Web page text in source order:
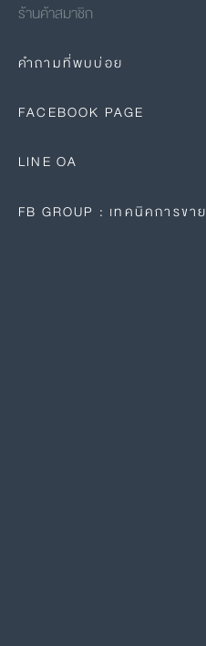
ร้านค้าสมาชิก
คำถามที่พบบ่อย
FACEBOOK PAGE
LINE OA
FB GROUP : เทคนิคการขาย